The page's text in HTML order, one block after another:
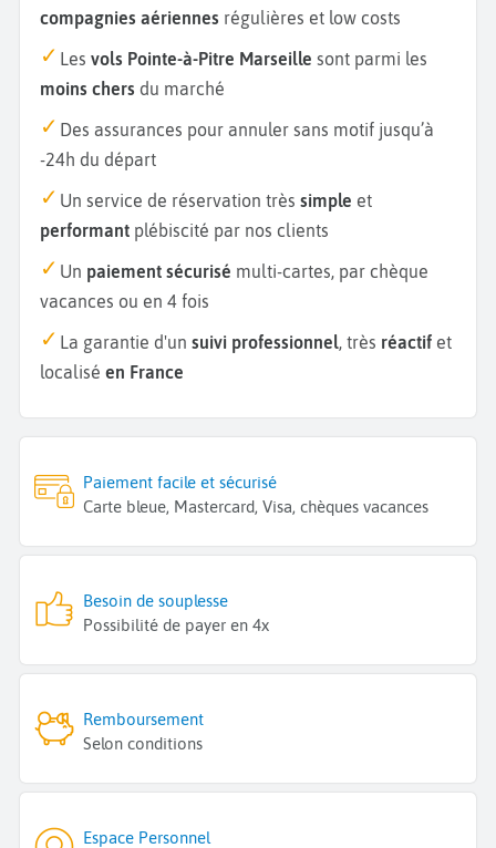
compagnies aériennes régulières et low costs
Les vols Pointe-à-Pitre Marseille sont parmi les
moins chers du marché
Des assurances pour annuler sans motif jusqu’à
-24h du départ
Un service de réservation très simple et
performant plébiscité par nos clients
Un paiement sécurisé multi-cartes, par chèque
vacances ou en 4 fois
La garantie d'un suivi professionnel, très réactif et
localisé en France
Paiement facile et sécurisé
Carte bleue, Mastercard, Visa, chèques vacances
Besoin de souplesse
Possibilité de payer en 4x
Remboursement
Selon conditions
Espace Personnel